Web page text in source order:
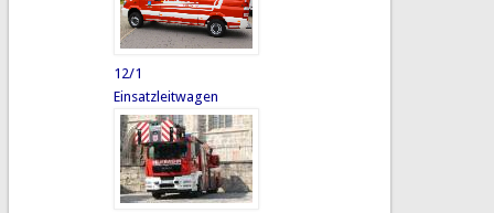
12/1
Einsatzleitwagen